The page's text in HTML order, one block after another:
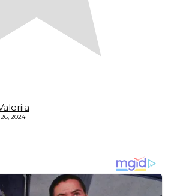
2024